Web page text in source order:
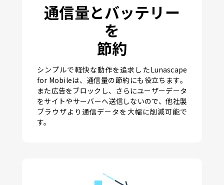
通信量とバッテリー
を
節約
シンプルで軽快な動作を追求したLunascape
for Mobileは、通信量の節約にも役立ちます。
また広告をブロックし、さらにユーザーデータ
をサイトやサーバーへ送信しないので、他社製
ブラウザより通信データを大幅に削減可能で
す。